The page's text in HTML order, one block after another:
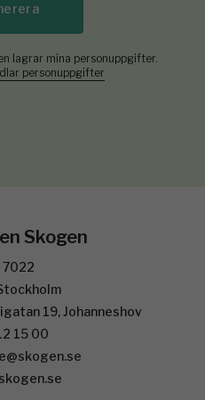
lagrar mina personuppgifter.
personuppgifter
Skogen
7022
19, Johanneshov
15 00